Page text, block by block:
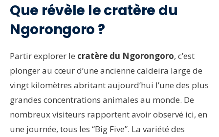
Que révèle le cratère du
Ngorongoro ?
Partir explorer le cratère du Ngorongoro, c’est
plonger au cœur d’une ancienne caldeira large de
vingt kilomètres abritant aujourd’hui l’une des plus
grandes concentrations animales au monde. De
nombreux visiteurs rapportent avoir observé ici, en
une journée, tous les “Big Five”. La variété des